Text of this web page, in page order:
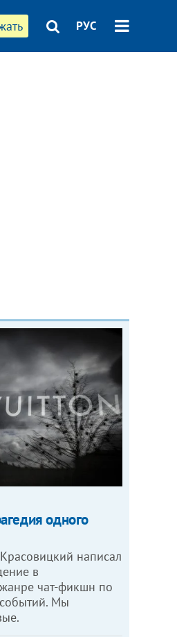
РУС
одного
написал
в
чат-фикшн по
Мы